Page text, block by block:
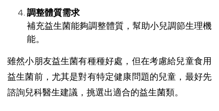
調整體質需求
補充益生菌能夠調整體質，幫助小兒調節生理機
能。
雖然小朋友益生菌有種種好處，但在考慮給兒童食用
益生菌前，尤其是對有特定健康問題的兒童，最好先
諮詢兒科醫生建議，挑選出適合的益生菌類。